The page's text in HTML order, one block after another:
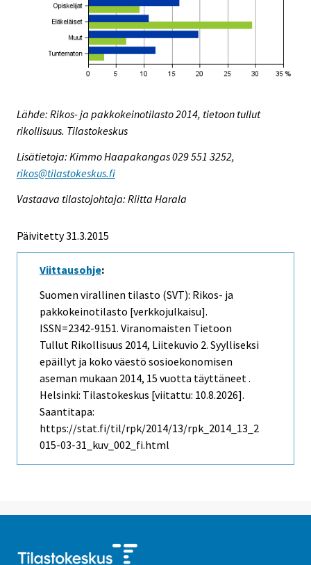
Lähde: Rikos- ja pakkokeinotilasto 2014, tietoon tullut
rikollisuus. Tilastokeskus
Lisätietoja: Kimmo Haapakangas 029 551 3252,
rikos@tilastokeskus.fi
Vastaava tilastojohtaja: Riitta Harala
Päivitetty 31.3.2015
Viittausohje:
Suomen virallinen tilasto (SVT): Rikos- ja
pakkokeinotilasto [verkkojulkaisu].
ISSN=2342-9151. Viranomaisten Tietoon
Tullut Rikollisuus 2014, Liitekuvio 2. Syylliseksi
epäillyt ja koko väestö sosioekonomisen
aseman mukaan 2014, 15 vuotta täyttäneet .
Helsinki: Tilastokeskus [viitattu: 10.8.2026].
Saantitapa:
https://stat.fi/til/rpk/2014/13/rpk_2014_13_2
015-03-31_kuv_002_fi.html